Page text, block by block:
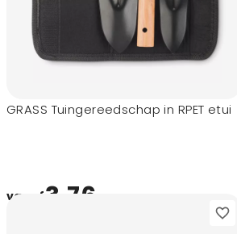
GRASS Tuingereedschap in RPET etui
vanaf3,76